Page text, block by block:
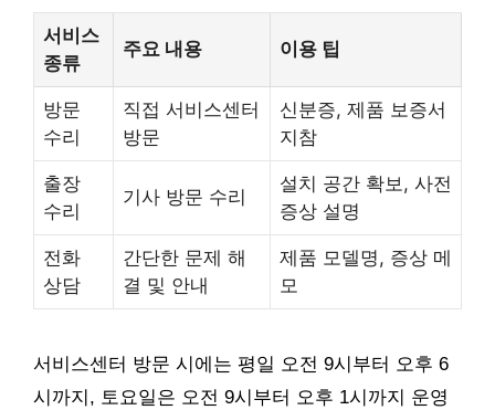
서비스
종류
주요 내용 이용 팁
방문
수리
직접 서비스센터
방문
신분증, 제품 보증서
지참
출장
수리
기사 방문 수리
설치 공간 확보, 사전
증상 설명
전화
상담
간단한 문제 해
결 및 안내
제품 모델명, 증상 메
모
서비스센터 방문 시에는 평일 오전 9시부터 오후 6
시까지, 토요일은 오전 9시부터 오후 1시까지 운영